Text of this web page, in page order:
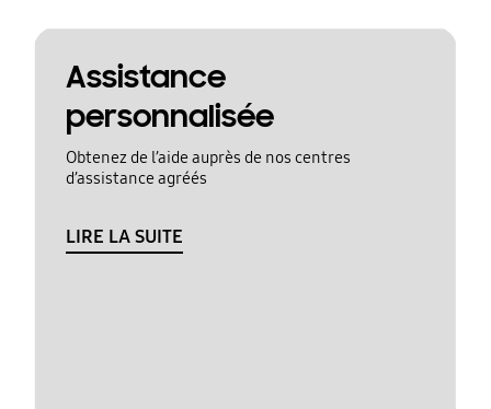
Assistance
personnalisée
Obtenez de l’aide auprès de nos centres
d’assistance agréés
LIRE LA SUITE